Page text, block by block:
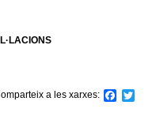
a les xarxes: